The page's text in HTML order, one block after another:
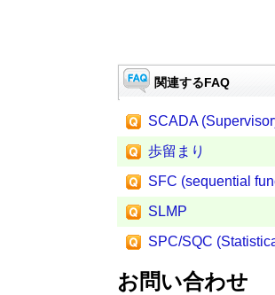
関連するFAQ
SCADA
歩留まり
SFC (sequential
SLMP
SPC/SQC
お問い合わせ